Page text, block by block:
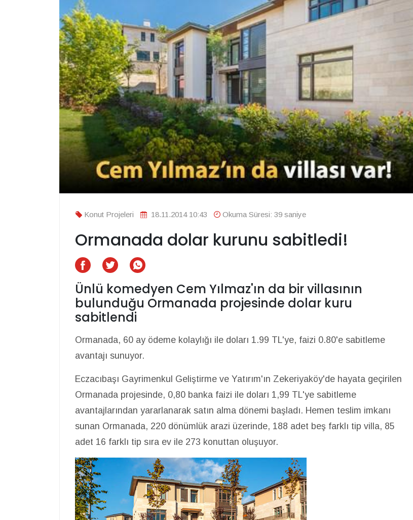
Konut Projeleri 18.11.2014 10:43 Okuma Süresi: 39 saniye
Ormanada dolar kurunu sabitledi!
Ünlü komedyen Cem Yılmaz'ın da bir villasının
bulunduğu Ormanada projesinde dolar kuru
sabitlendi
Ormanada, 60 ay ödeme kolaylığı ile doları 1.99 TL'ye, faizi 0.80'e sabitleme
avantajı sunuyor.
Eczacıbaşı Gayrimenkul Geliştirme ve Yatırım'ın Zekeriyaköy'de hayata geçirilen
Ormanada projesinde, 0,80 banka faizi ile doları 1,99 TL'ye sabitleme
avantajlarından yararlanarak satın alma dönemi başladı. Hemen teslim imkanı
sunan Ormanada, 220 dönümlük arazi üzerinde, 188 adet beş farklı tip villa, 85
adet 16 farklı tip sıra ev ile 273 konuttan oluşuyor.